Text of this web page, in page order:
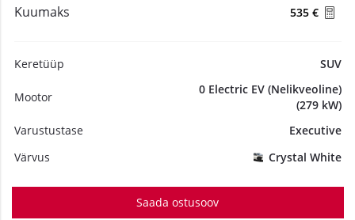
Kuumaks 535 €
Keretüüp SUV
Mootor
0 Electric EV (Nelikveoline)
(279 kW)
Varustustase
Executive
Värvus
Crystal White
Saada ostusoov